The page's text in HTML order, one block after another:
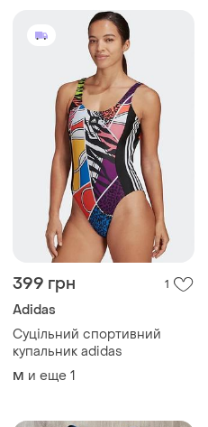
399 грн 1
Adidas
Суцільний спортивний
купальник adidas
M и еще 1